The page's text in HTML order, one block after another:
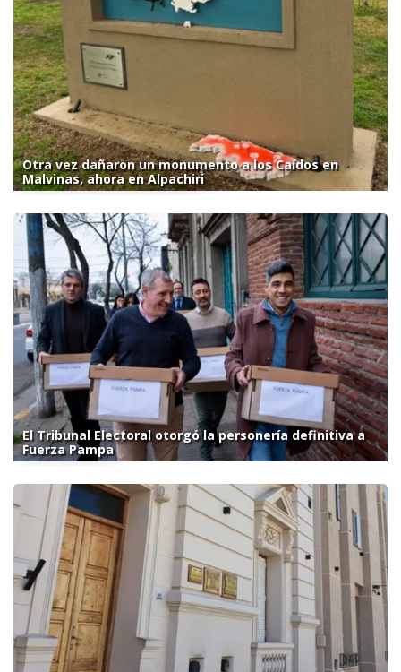
Otra vez dañaron un monumento a los Caídos en
Malvinas, ahora en Alpachiri
El Tribunal Electoral otorgó la personería definitiva a
Fuerza Pampa